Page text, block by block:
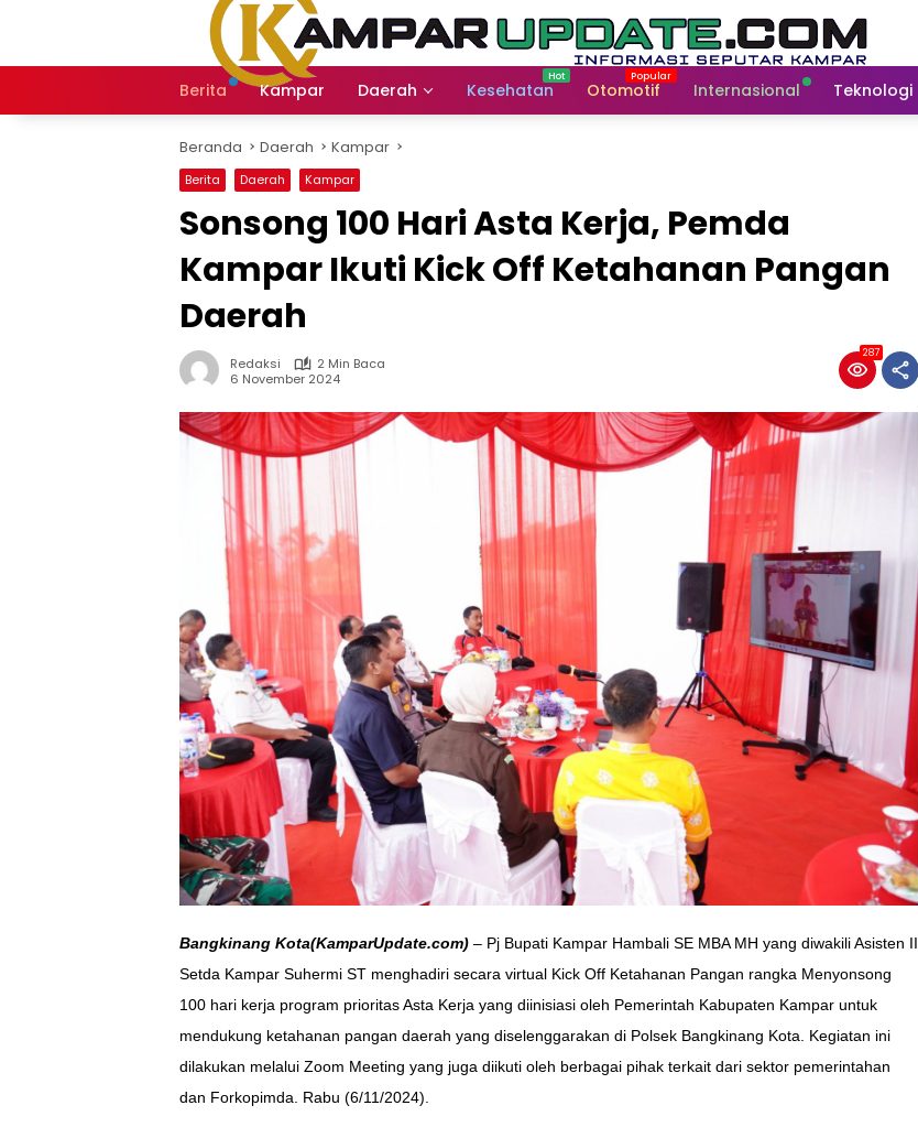
Berita Kampar Daerah Kesehatan Otomotif Internasional Teknologi
Beranda Daerah Kampar
Berita Daerah Kampar
Sonsong 100 Hari Asta Kerja, Pemda
Kampar Ikuti Kick Off Ketahanan Pangan
Daerah
Redaksi
2 Min Baca
6 November 2024
287
Bangkinang Kota(KamparUpdate.com) – Pj Bupati Kampar Hambali SE MBA MH yang diwakili Asisten II
Setda Kampar Suhermi ST menghadiri secara virtual Kick Off Ketahanan Pangan rangka Menyonsong
100 hari kerja program prioritas Asta Kerja yang diinisiasi oleh Pemerintah Kabupaten Kampar untuk
mendukung ketahanan pangan daerah yang diselenggarakan di Polsek Bangkinang Kota. Kegiatan ini
dilakukan melalui Zoom Meeting yang juga diikuti oleh berbagai pihak terkait dari sektor pemerintahan
dan Forkopimda. Rabu (6/11/2024).